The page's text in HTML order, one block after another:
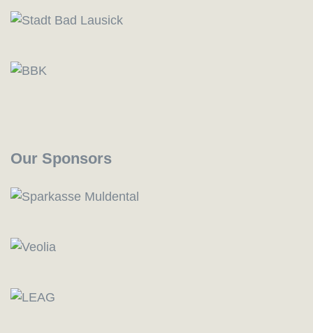
Our Sponsors